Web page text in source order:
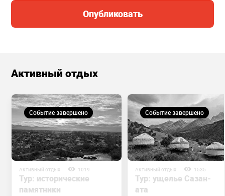
Опубликовать
Активный отдых
Событие завершено
Активный отдых 1019
Тур: исторические
памятники
Событие завершено
Активный отдых 1535
Тур: ущелье Сазан-
ата